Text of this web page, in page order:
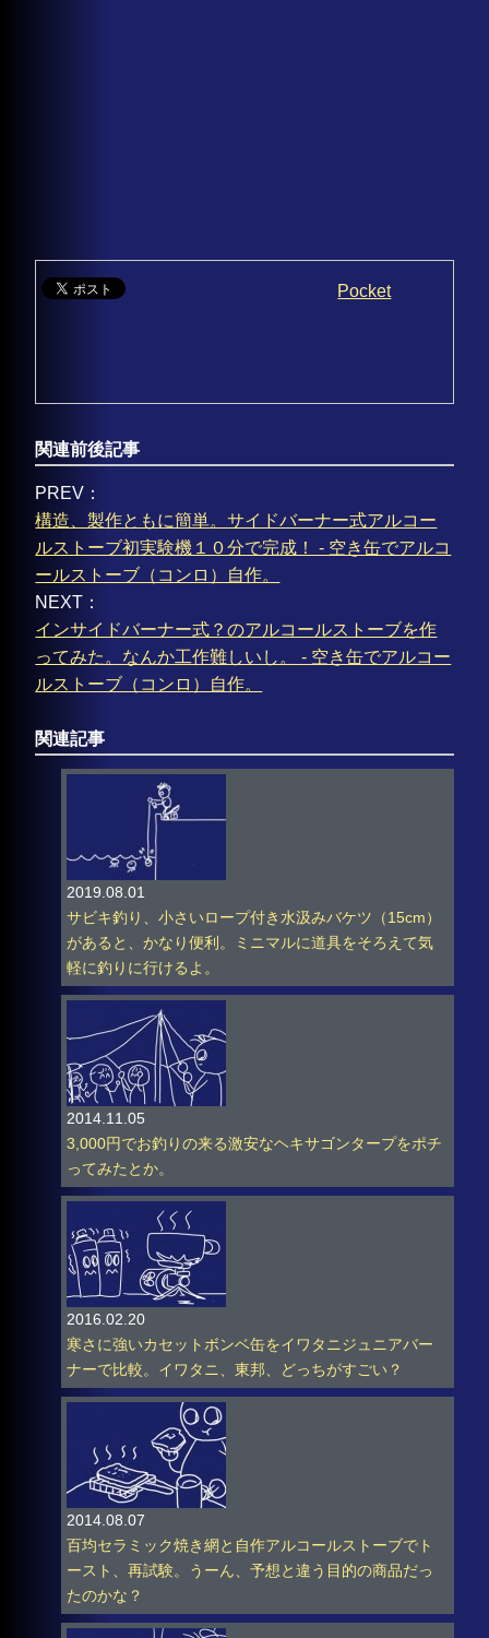
Pocket
関連前後記事
PREV：
構造、製作ともに簡単。サイドバーナー式アルコー
ルストーブ初実験機１０分で完成！ - 空き缶でアルコ
ールストーブ（コンロ）自作。
NEXT：
インサイドバーナー式？のアルコールストーブを作
ってみた。なんか工作難しいし。 - 空き缶でアルコー
ルストーブ（コンロ）自作。
関連記事
2019.08.01
サビキ釣り、小さいロープ付き水汲みバケツ（15cm）
があると、かなり便利。ミニマルに道具をそろえて気
軽に釣りに行けるよ。
2014.11.05
3,000円でお釣りの来る激安なヘキサゴンタープをポチ
ってみたとか。
2016.02.20
寒さに強いカセットボンベ缶をイワタニジュニアバー
ナーで比較。イワタニ、東邦、どっちがすごい？
2014.08.07
百均セラミック焼き網と自作アルコールストーブでト
ースト、再試験。うーん、予想と違う目的の商品だっ
たのかな？